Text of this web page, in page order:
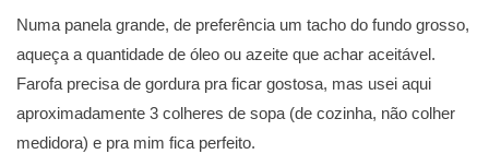
Numa panela grande, de preferência um tacho do fundo grosso,
aqueça a quantidade de óleo ou azeite que achar aceitável.
Farofa precisa de gordura pra ficar gostosa, mas usei aqui
aproximadamente 3 colheres de sopa (de cozinha, não colher
medidora) e pra mim fica perfeito.